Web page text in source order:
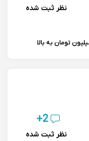
نظر ثبت شده
2+
نظر ثبت شده